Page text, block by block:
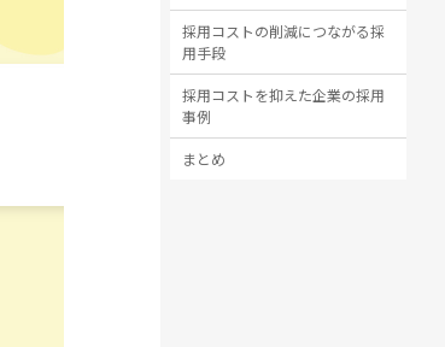
採用コストの削減につながる採
用手段
採用コストを抑えた企業の採用
事例
まとめ